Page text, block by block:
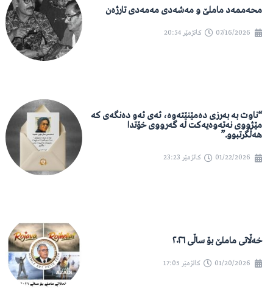
محەممەد ماملێ و مەشەدی مەمەدی تارژەن
07/16/2026 کاتژمێر 20:54
“ناوت بە بەرزی دەمێنێتەوە، ئەی ئەو دەنگەی کە
مێژووی نەتەوەیەکت لە گەرووی خۆتدا
هەڵگرتبوو.”
01/22/2026 کاتژمێر 23:23
خەڵاتی ماملێ بۆ ساڵی ٢٠٢٦
01/20/2026 کاتژمێر 17:05